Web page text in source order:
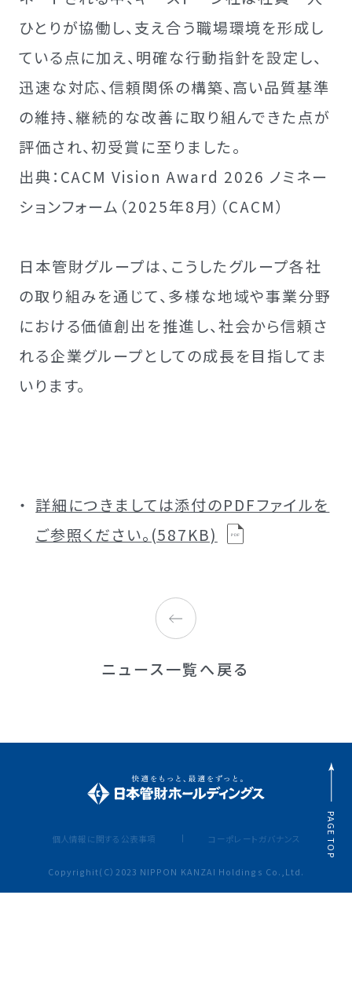
ひとりが協働し、支え合う職場環境を形成し
ている点に加え、明確な行動指針を設定し、
迅速な対応、信頼関係の構築、高い品質基準
の維持、継続的な改善に取り組んできた点が
評価され、初受賞に至りました。
出典：CACM Vision Award 2026 ノミネー
ションフォーム（2025年8月）（CACM）
日本管財グループは、こうしたグループ各社
の取り組みを通じて、多様な地域や事業分野
における価値創出を推進し、社会から信頼さ
れる企業グループとしての成長を目指してま
いります。
詳細につきましては添付のPDFファイルを
ご参照ください。(587KB)
ニュース一覧へ戻る
個人情報に関する公表事項 コーポレートガバナンス
Copyrighit(C）2023 NIPPON KANZAI Holdings Co.,Ltd.
PAGE TOP